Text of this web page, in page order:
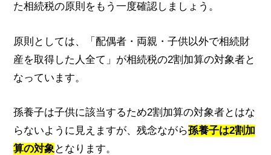
た相続税の原則をもう一度確認しましょう。
原則としては、「配偶者・両親・子供以外で相続財
産を取得した人全て」が相続税の2割加算の対象者と
なっています。
孫養子は子供に該当するため2割加算の対象者とはな
らないように見えますが、残念ながら孫養子は2割加
算の対象 となります。